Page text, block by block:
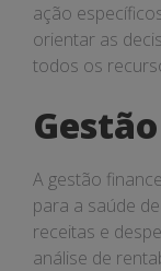
ação
orientar as
todos os
A gestão
para a saúde
receitas e
análise de